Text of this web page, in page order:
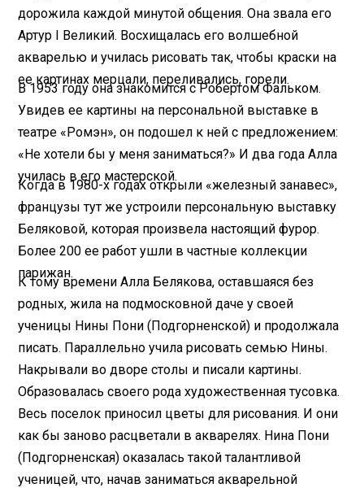
дорожила каждой минутой общения. Она звала его
Артур I Великий. Восхищалась его волшебной
акварелью и училась рисовать так, чтобы краски на
ее картинах мерцали, переливались, горели.
В 1953 году она знакомится с Робертом Фальком.
Увидев ее картины на персональной выставке в
театре «Ромэн», он подошел к ней с предложением:
«Не хотели бы у меня заниматься?» И два года Алла
училась в его мастерской.
Когда в 1980-х годах открыли «железный занавес»,
французы тут же устроили персональную выставку
Беляковой, которая произвела настоящий фурор.
Более 200 ее работ ушли в частные коллекции
парижан.
К тому времени Алла Белякова, оставшаяся без
родных, жила на подмосковной даче у своей
ученицы Нины Пони (Подгорненской) и продолжала
писать. Параллельно учила рисовать семью Нины.
Накрывали во дворе столы и писали картины.
Образовалась своего рода художественная тусовка.
Весь поселок приносил цветы для рисования. И они
как бы заново расцветали в акварелях. Нина Пони
(Подгорненская) оказалась такой талантливой
ученицей, что, начав заниматься акварельной